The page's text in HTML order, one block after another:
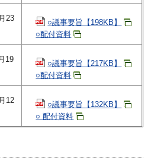
23
○議事要旨【198KB】
○配付資料
19
○議事要旨【217KB】
○配付資料
12
○議事要旨【132KB】
○ 配付資料